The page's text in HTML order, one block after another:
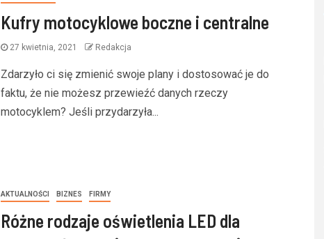
Kufry motocyklowe boczne i centralne
27 kwietnia, 2021 Redakcja
Zdarzyło ci się zmienić swoje plany i dostosować je do
faktu, że nie możesz przewieźć danych rzeczy
motocyklem? Jeśli przydarzyła...
AKTUALNOŚCI BIZNES FIRMY
Różne rodzaje oświetlenia LED dla